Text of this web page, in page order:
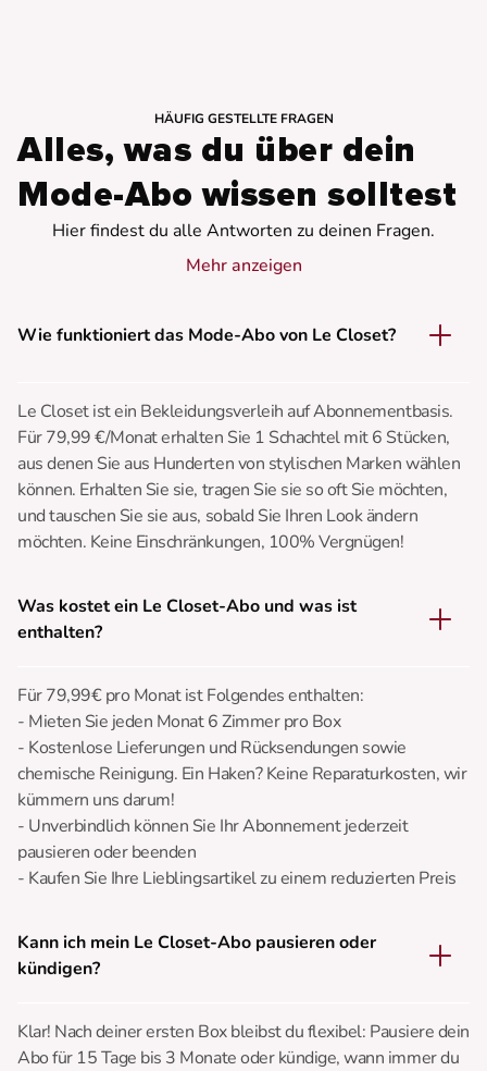
HÄUFIG GESTELLTE FRAGEN
Alles, was du über dein
Mode-Abo wissen solltest
Hier findest du alle Antworten zu deinen Fragen.
Mehr anzeigen
Wie funktioniert das Mode-Abo von Le Closet?
Le Closet ist ein Bekleidungsverleih auf Abonnementbasis.
Für 79,99 €/Monat erhalten Sie 1 Schachtel mit 6 Stücken,
aus denen Sie aus Hunderten von stylischen Marken wählen
können. Erhalten Sie sie, tragen Sie sie so oft Sie möchten,
und tauschen Sie sie aus, sobald Sie Ihren Look ändern
möchten. Keine Einschränkungen, 100% Vergnügen!
Was kostet ein Le Closet-Abo und was ist
enthalten?
Für 79,99€ pro Monat ist Folgendes enthalten:
- Mieten Sie jeden Monat 6 Zimmer pro Box
- Kostenlose Lieferungen und Rücksendungen sowie
chemische Reinigung. Ein Haken? Keine Reparaturkosten, wir
kümmern uns darum!
- Unverbindlich können Sie Ihr Abonnement jederzeit
pausieren oder beenden
- Kaufen Sie Ihre Lieblingsartikel zu einem reduzierten Preis
Kann ich mein Le Closet-Abo pausieren oder
kündigen?
Klar! Nach deiner ersten Box bleibst du flexibel: Pausiere dein
Abo für 15 Tage bis 3 Monate oder kündige, wann immer du